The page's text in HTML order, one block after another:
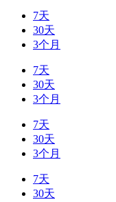
7天
30天
3个月
7天
30天
3个月
7天
30天
3个月
7天
30天